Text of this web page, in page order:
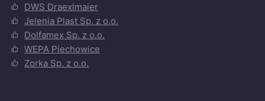
DWS Draexlmaier
Jelenia Plast Sp. z o.o.
Dolfamex Sp. z o.o.
WEPA Piechowice
Zorka Sp. z o.o.